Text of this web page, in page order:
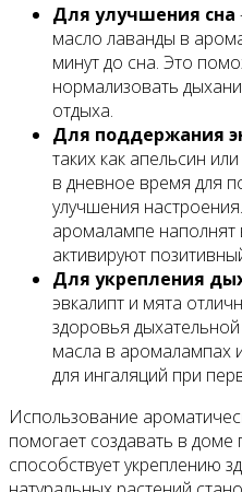
Для улучшения сна
масло лаванды в
минут до сна. Это
нормализовать
отдыха.
Для поддержания
таких как апельсин
в дневное время для
улучшения
аромалампе наполнят
активируют
Для укрепления
эвкалипт и мята
здоровья
масла в аромалампах
для ингаляций при
Использование
помогает создавать в
способствует укреплению